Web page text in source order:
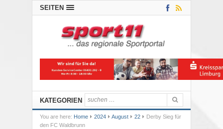
SEITEN
KATEGORIEN
You are here: Home 2024 August 22
Derby Sieg für
den FC Waldbrunn